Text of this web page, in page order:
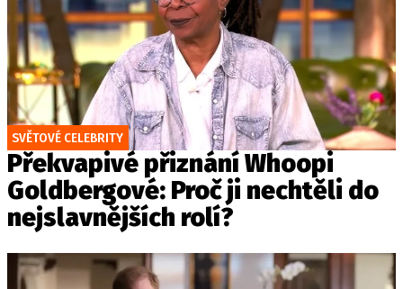
SVĚTOVÉ CELEBRITY
Překvapivé přiznání Whoopi
Goldbergové: Proč ji nechtěli do
nejslavnějších rolí?